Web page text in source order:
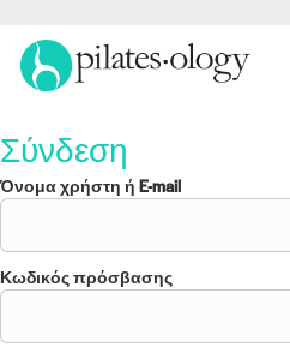
Σύνδεση
Όνομα χρήστη ή E-mail
Κωδικός πρόσβασης